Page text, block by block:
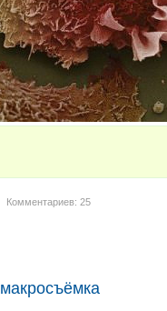
Комментариев: 25
макросъёмка